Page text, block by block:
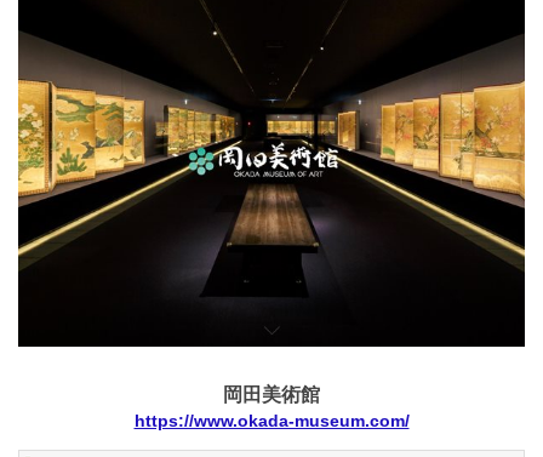
岡田美術館
https://www.okada-museum.com/